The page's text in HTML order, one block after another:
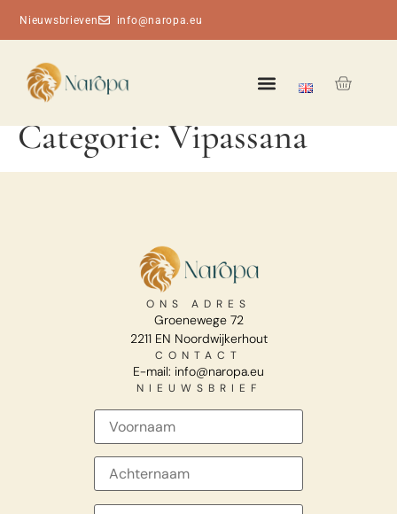
Nieuwsbrieven info@naropa.eu
Categorie:Vipassana
ONS ADRES
Groenewege 72
2211 EN Noordwijkerhout
CONTACT
E-mail: info@naropa.eu
NIEUWSBRIEF